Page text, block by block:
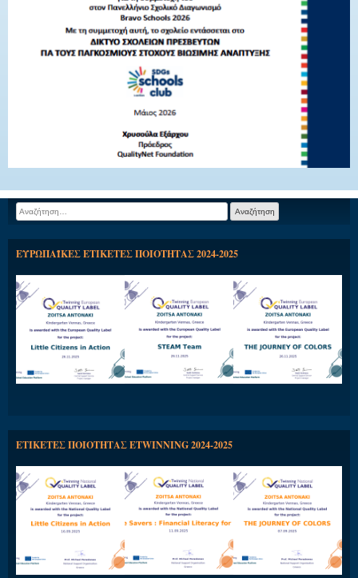
Αναζήτηση
για:
ΕΥΡΩΠΑΪΚΕΣ ΕΤΙΚΕΤΕΣ ΠΟΙΟΤΗΤΑΣ 2024-2025
ΕΤΙΚΕΤΕΣ ΠΟΙΟΤΗΤΑΣ ETWINNING 2024-2025